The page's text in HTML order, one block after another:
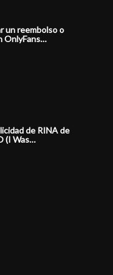
un reembolso o
OnlyFans…
de RINA de
(I Was…